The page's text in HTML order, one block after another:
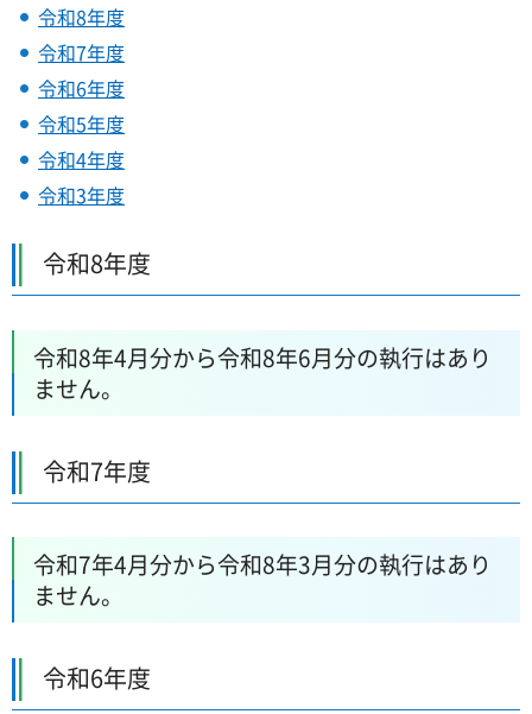
令和8年度
令和7年度
令和6年度
令和5年度
令和4年度
令和3年度
令和8年度
令和8年4月分から令和8年6月分の執行はあり
ません。
令和7年度
令和7年4月分から令和8年3月分の執行はあり
ません。
令和6年度